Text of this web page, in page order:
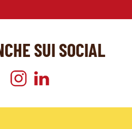
SUI SOCIAL